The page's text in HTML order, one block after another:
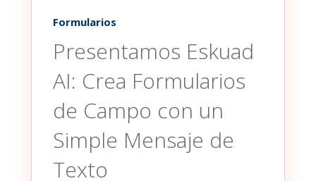
Formularios
Presentamos Eskuad
AI: Crea Formularios
de Campo con un
Simple Mensaje de
Texto